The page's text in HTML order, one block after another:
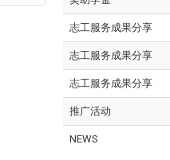
志工服务成果分享
志工服务成果分享
志工服务成果分享
推广活动
NEWS